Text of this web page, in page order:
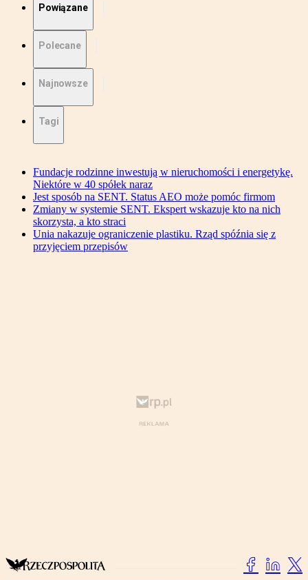
Powiązane
Polecane
Najnowsze
Tagi
Fundacje rodzinne inwestują w nieruchomości i energetykę.
Niektóre w 40 spółek naraz
Jest sposób na SENT. Status AEO może pomóc firmom
Zmiany w systemie SENT. Ekspert wskazuje kto na nich
skorzysta, a kto straci
Unia nakazuje ograniczenie plastiku. Rząd spóźnia się z
przyjęciem przepisów